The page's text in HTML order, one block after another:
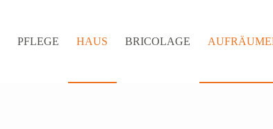
PFLEGE HAUS BRICOLAGE